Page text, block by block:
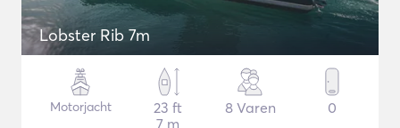
Lobster Rib 7m
Motorjacht
23 ft
7 m
8 Varen 0